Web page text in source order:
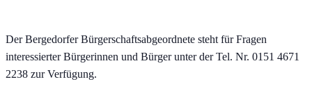
Der Bergedorfer Bürgerschaftsabgeordnete steht für Fragen
interessierter Bürgerinnen und Bürger unter der Tel. Nr. 0151 4671
2238 zur Verfügung.